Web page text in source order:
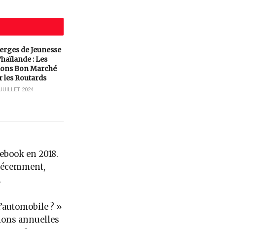
de Jeunesse
: Les
Bon Marché
les Routards
2024
en 2018.
? »
annuelles